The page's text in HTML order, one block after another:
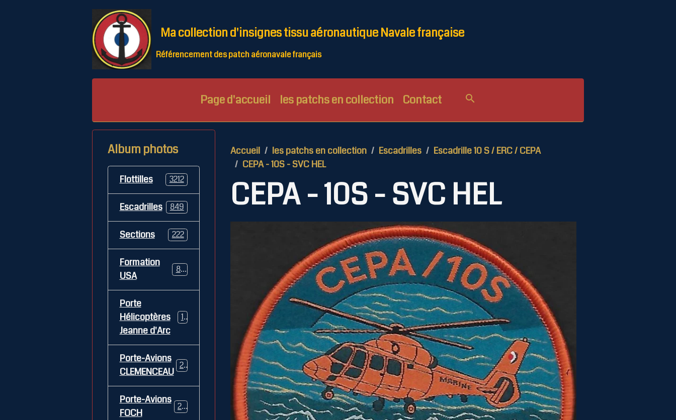
Ma collection d'insignes tissu aéronautique Navale française
Référencement des patch aéronavale français
Page d'accueil les patchs en collection Contact
Accueil les patchs en collection Escadrilles
Escadrille 10 S / ERC / CEPA
CEPA - 10S - SVC HEL
CEPA - 10S - SVC HEL
Album photos
Flottilles 3212
Escadrilles 849
Sections 222
Formation
USA
84
Porte
Hélicoptères
Jeanne d'Arc
12
Porte-Avions
CLEMENCEAU
26
Porte-Avions
FOCH
29